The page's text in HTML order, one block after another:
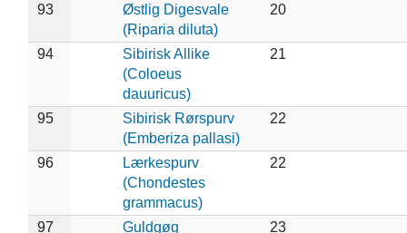
93
Østlig Digesvale
(Riparia diluta)
20
94
Sibirisk Allike
(Coloeus
dauuricus)
21
95
Sibirisk Rørspurv
(Emberiza pallasi)
22
96
Lærkespurv
(Chondestes
grammacus)
22
97 Guldgøg 23